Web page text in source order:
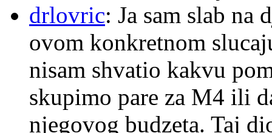
drlovric: Ja sam slab na
ovom konkretnom
nisam shvatio kakvu
skupimo pare za M4 ili
njegovog budzeta. Taj